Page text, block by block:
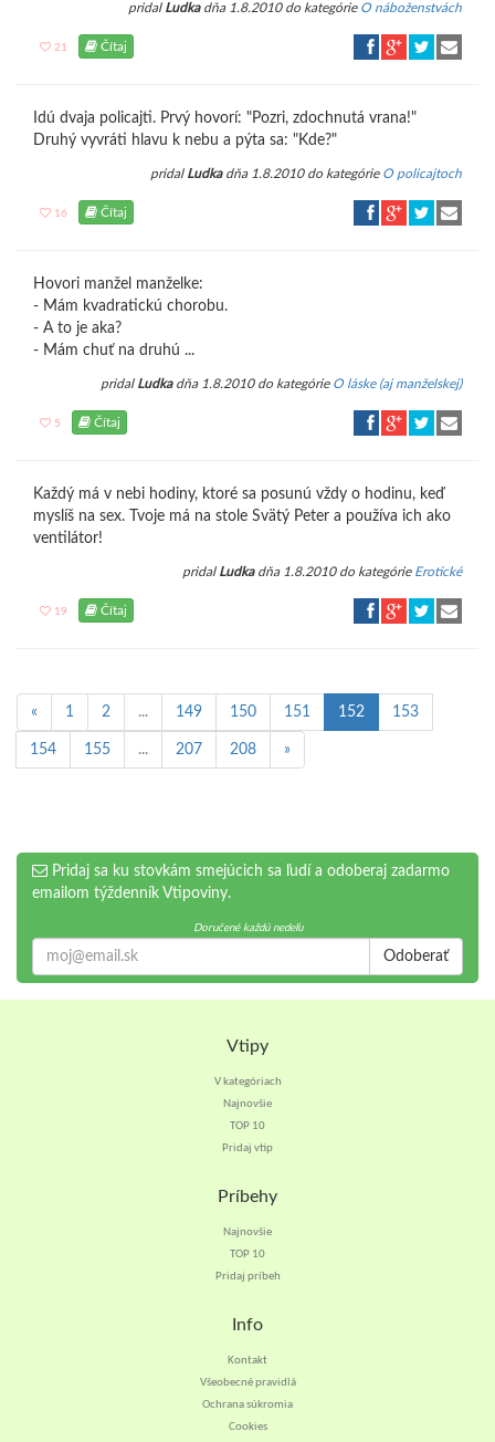
pridal Ludkadňa 1.8.2010 do kategórie O náboženstvách
21 Čítaj
Idú dvaja policajti. Prvý hovorí: "Pozri, zdochnutá vrana!"
Druhý vyvráti hlavu k nebu a pýta sa: "Kde?"
pridal Ludkadňa 1.8.2010 do kategórie O policajtoch
16 Čítaj
Hovori manžel manželke:
- Mám kvadratickú chorobu.
- A to je aka?
- Mám chuť na druhú ...
pridal Ludkadňa 1.8.2010 do kategórie O láske (aj manželskej)
5 Čítaj
Každý má v nebi hodiny, ktoré sa posunú vždy o hodinu, keď
myslíš na sex. Tvoje má na stole Svätý Peter a používa ich ako
ventilátor!
pridal Ludkadňa 1.8.2010 do kategórie Erotické
19 Čítaj
« 1 2 ... 149 150 151 152 153
154 155 ... 207 208 »
Pridaj sa ku stovkám smejúcich sa ľudí a odoberaj zadarmo
emailom týždenník Vtipoviny.
Doručené každú nedeľu
Odoberať
Vtipy
V kategóriach
Najnovšie
TOP 10
Pridaj vtip
Príbehy
Najnovšie
TOP 10
Pridaj príbeh
Info
Kontakt
Všeobecné pravidlá
Ochrana súkromia
Cookies